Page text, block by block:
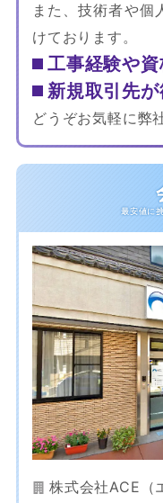
また、技術者や個
けております。
工事経験や
新規取引先
どうぞお気軽に弊
株式会社ACE（